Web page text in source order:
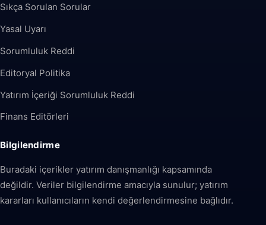
Sıkça Sorulan Sorular
Yasal Uyarı
Sorumluluk Reddi
Editoryal Politika
Yatırım İçeriği Sorumluluk Reddi
Finans Editörleri
Bilgilendirme
Buradaki içerikler yatırım danışmanlığı kapsamında
değildir. Veriler bilgilendirme amacıyla sunulur; yatırım
kararları kullanıcıların kendi değerlendirmesine bağlıdır.